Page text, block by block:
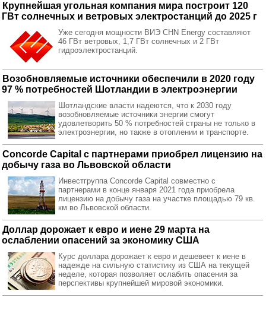
Крупнейшая угольная компания мира построит 120
ГВт солнечных и ветровых электростанций до 2025 г
Уже сегодня мощности ВИЭ CHN Energy составляют
46 ГВт ветровых, 1,7 ГВт солнечных и 2 ГВт
гидроэлектростанций.
Возобновляемые источники обеспечили в 2020 году
97 % потребностей Шотландии в электроэнергии
Шотландские власти надеются, что к 2030 году
возобновляемые источники энергии смогут
удовлетворить 50 % потребностей страны не только в
электроэнергии, но также в отоплении и транспорте.
Concorde Capital с партнерами приобрел лицензию на
добычу газа во Львовской области
Инвестгруппа Concorde Capital совместно с
партнерами в конце января 2021 года приобрела
лицензию на добычу газа на участке площадью 79 кв.
км во Львовской области.
Доллар дорожает к евро и иене 29 марта на
ослаблении опасений за экономику США
Курс доллара дорожает к евро и дешевеет к иене в
надежде на сильную статистику из США на текущей
неделе, которая позволяет ослабить опасения за
перспективы крупнейшей мировой экономики.